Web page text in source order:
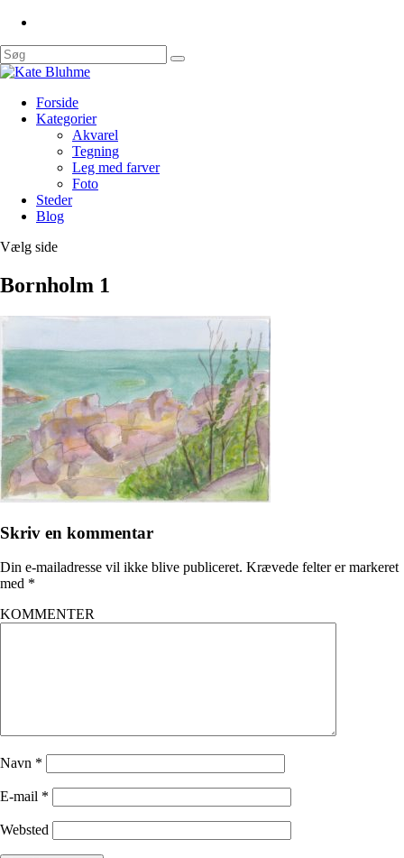
Forside
Kategorier
Akvarel
Tegning
Leg med farver
Foto
Steder
Blog
Vælg side
Bornholm 1
Skriv en kommentar
Din e-mailadresse vil ikke blive publiceret. Krævede felter er markeret
med *
KOMMENTER
Navn *
E-mail *
Websted